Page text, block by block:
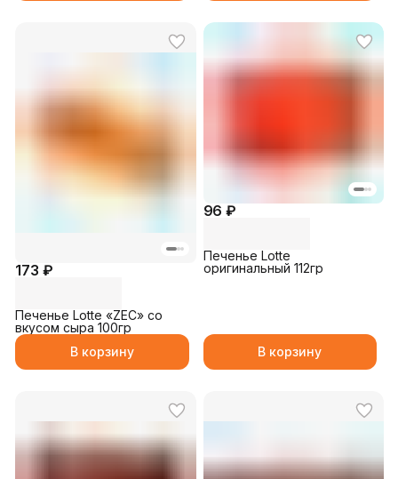
173 ₽
Печенье Lotte «ZEC» со
вкусом сыра 100гр
В корзину
96 ₽
Печенье Lotte
оригинальный 112гр
В корзину